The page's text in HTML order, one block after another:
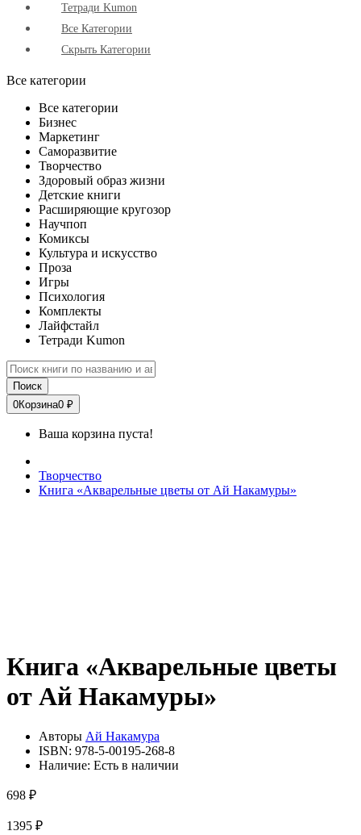
Тетради Kumon
Все Категории
Скрыть Категории
Все категории
Все категории
Бизнес
Маркетинг
Саморазвитие
Творчество
Здоровый образ жизни
Детские книги
Расширяющие кругозор
Научпоп
Комиксы
Культура и искусство
Проза
Игры
Психология
Комплекты
Лайфстайл
Тетради Kumon
Поиск
0Корзина0 ₽
Ваша корзина пуста!
Творчество
Книга «Акварельные цветы от Ай Накамуры»
Книга «Акварельные цветы
от Ай Накамуры»
Авторы Ай Накамура
ISBN: 978-5-00195-268-8
Наличие: Есть в наличии
698 ₽
1395 ₽